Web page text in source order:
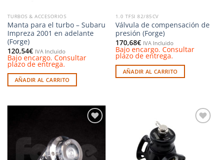
TURBOS & ACCESORIOS
Manta para el turbo – Subaru
Impreza 2001 en adelante
(Forge)
120,54€ IVA Incluido
Bajo encargo. Consultar
plazo de entrega.
AÑADIR AL CARRITO
1.0 TFSI 82/85CV
Válvula de compensación de
presión (Forge)
170,68€ IVA Incluido
Bajo encargo. Consultar
plazo de entrega.
AÑADIR AL CARRITO
lista de
deseos